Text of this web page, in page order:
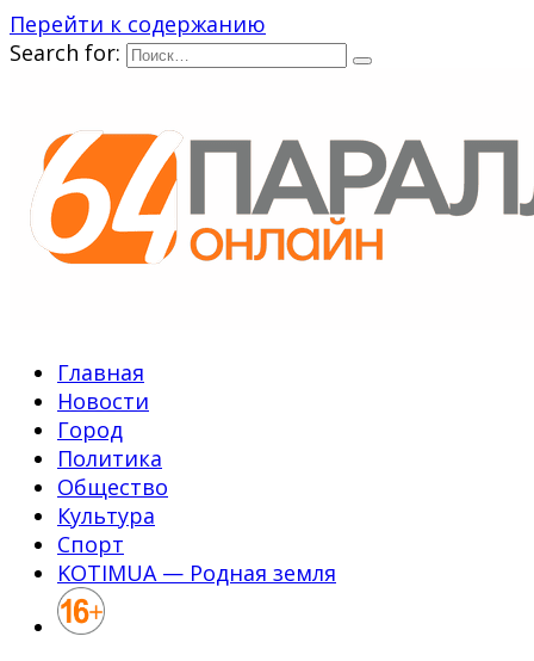
Перейти к содержанию
Search for:
Главная
Новости
Город
Политика
Общество
Культура
Спорт
KOTIMUA — Родная земля